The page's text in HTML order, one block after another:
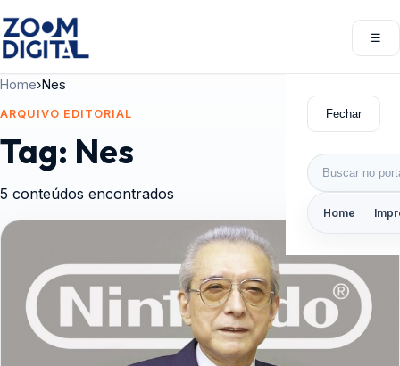
☰
Fechar
Buscar por:
Home
Home›Nes
ARQUIVO EDITORIAL
Tag: Nes
5 conteúdos encontrados